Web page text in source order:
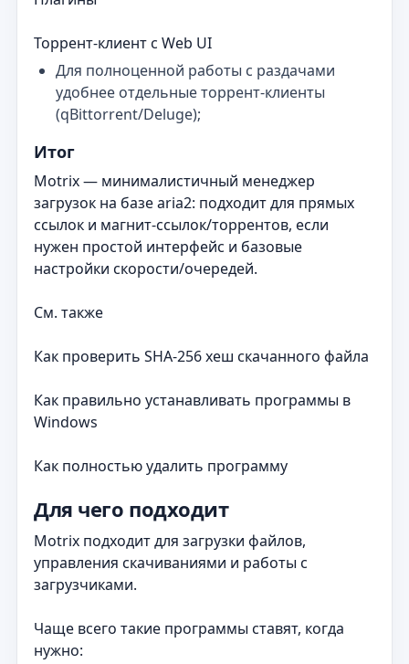
Торрент-клиент с Web UI
Для полноценной работы с раздачами
удобнее отдельные торрент-клиенты
(qBittorrent/Deluge);
Итог
Motrix — минималистичный менеджер
загрузок на базе aria2: подходит для прямых
ссылок и магнит-ссылок/торрентов, если
нужен простой интерфейс и базовые
настройки скорости/очередей.
См. также
Как проверить SHA-256 хеш скачанного файла
Как правильно устанавливать программы в
Windows
Как полностью удалить программу
Для чего подходит
Motrix подходит для загрузки файлов,
управления скачиваниями и работы с
загрузчиками.
Чаще всего такие программы ставят, когда
нужно: